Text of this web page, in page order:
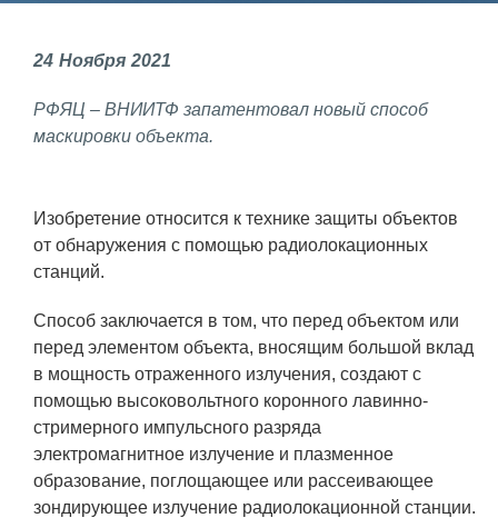
Фундаментальные и прикладные
исследования
Газодинамические исследования
Забабахинские научные чтения
Семинар «Радиационная физика
металлов и сплавов»
Аспирантура
Премии молодым ученым
Интеллектуальная собственность
Семинар «Моделирование технологий
ЯТЦ»
24 Ноября 2021
РФЯЦ – ВНИИТФ запатентовал новый способ
маскировки объекта.
Изобретение относится к технике защиты объектов
от обнаружения с помощью радиолокационных
станций.
Способ заключается в том, что перед объектом или
перед элементом объекта, вносящим большой вклад
в мощность отраженного излучения, создают с
помощью высоковольтного коронного лавинно-
стримерного импульсного разряда
электромагнитное излучение и плазменное
образование, поглощающее или рассеивающее
зондирующее излучение радиолокационной станции.